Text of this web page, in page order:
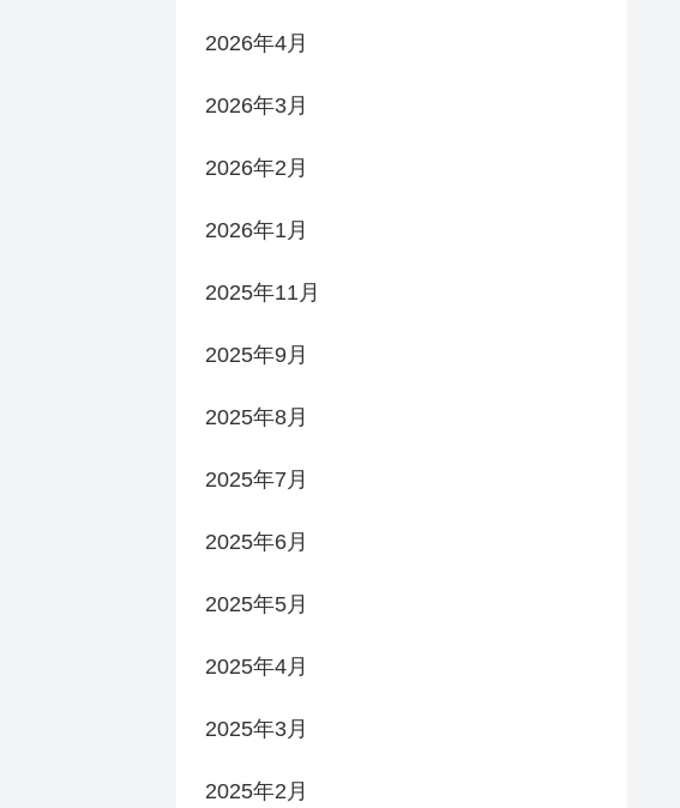
2026年4月
2026年3月
2026年2月
2026年1月
2025年11月
2025年9月
2025年8月
2025年7月
2025年6月
2025年5月
2025年4月
2025年3月
2025年2月